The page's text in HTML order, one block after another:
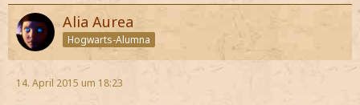
Alia Aurea
Hogwarts-Alumna
14. April 2015 um 18:23